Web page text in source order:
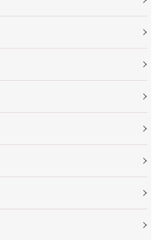
Aktualizováno: 1. 8. 2026